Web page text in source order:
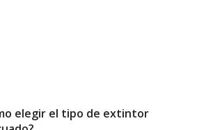
elegir el tipo de extintor